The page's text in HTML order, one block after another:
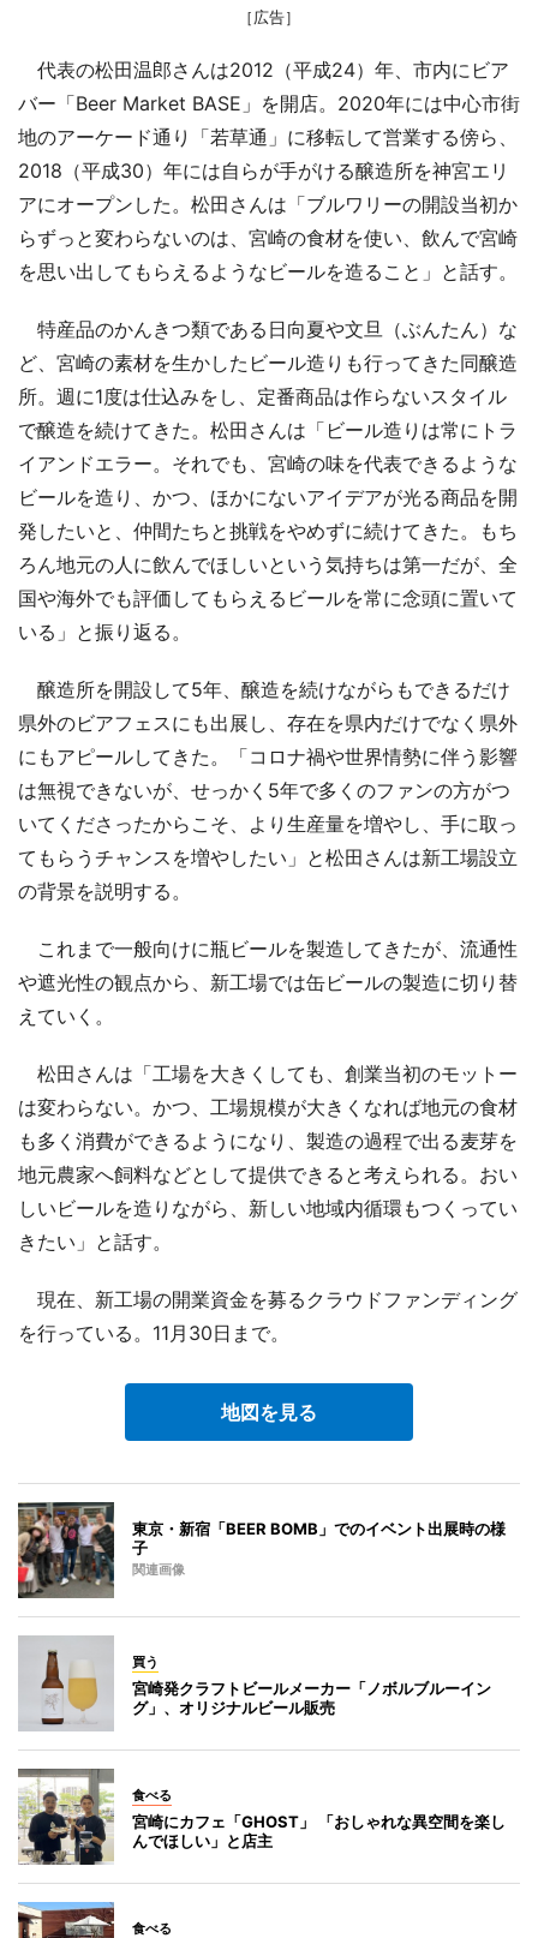
［広告］
代表の松田温郎さんは2012（平成24）年、市内にビア
バー「Beer Market BASE」を開店。2020年には中心市街
地のアーケード通り「若草通」に移転して営業する傍ら、
2018（平成30）年には自らが手がける醸造所を神宮エリ
アにオープンした。松田さんは「ブルワリーの開設当初か
らずっと変わらないのは、宮崎の食材を使い、飲んで宮崎
を思い出してもらえるようなビールを造ること」と話す。
特産品のかんきつ類である日向夏や文旦（ぶんたん）な
ど、宮崎の素材を生かしたビール造りも行ってきた同醸造
所。週に1度は仕込みをし、定番商品は作らないスタイル
で醸造を続けてきた。松田さんは「ビール造りは常にトラ
イアンドエラー。それでも、宮崎の味を代表できるような
ビールを造り、かつ、ほかにないアイデアが光る商品を開
発したいと、仲間たちと挑戦をやめずに続けてきた。もち
ろん地元の人に飲んでほしいという気持ちは第一だが、全
国や海外でも評価してもらえるビールを常に念頭に置いて
いる」と振り返る。
醸造所を開設して5年、醸造を続けながらもできるだけ
県外のビアフェスにも出展し、存在を県内だけでなく県外
にもアピールしてきた。「コロナ禍や世界情勢に伴う影響
は無視できないが、せっかく5年で多くのファンの方がつ
いてくださったからこそ、より生産量を増やし、手に取っ
てもらうチャンスを増やしたい」と松田さんは新工場設立
の背景を説明する。
これまで一般向けに瓶ビールを製造してきたが、流通性
や遮光性の観点から、新工場では缶ビールの製造に切り替
えていく。
松田さんは「工場を大きくしても、創業当初のモットー
は変わらない。かつ、工場規模が大きくなれば地元の食材
も多く消費ができるようになり、製造の過程で出る麦芽を
地元農家へ飼料などとして提供できると考えられる。おい
しいビールを造りながら、新しい地域内循環もつくってい
きたい」と話す。
現在、新工場の開業資金を募るクラウドファンディング
を行っている。11月30日まで。
地図を見る
東京・新宿「BEER BOMB」でのイベント出展時の様
子
関連画像
買う
宮崎発クラフトビールメーカー「ノボルブルーイン
グ」、オリジナルビール販売
食べる
宮崎にカフェ「GHOST」 「おしゃれな異空間を楽し
んでほしい」と店主
食べる